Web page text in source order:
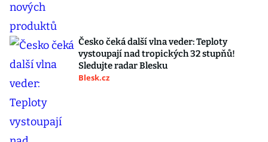
Česko čeká další vlna veder: Teploty
vystoupají nad tropických 32 stupňů!
Sledujte radar Blesku
Blesk.cz